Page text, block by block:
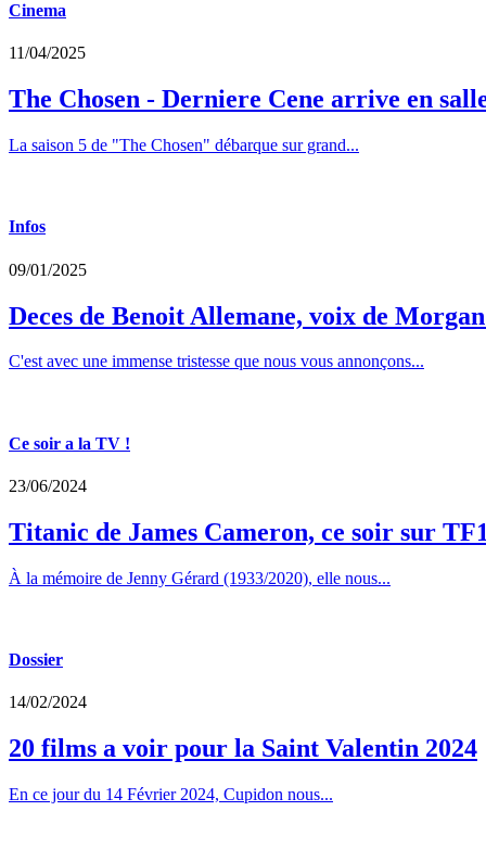
Cinema
11/04/2025
The Chosen - Derniere Cene arrive en
La saison 5 de "The Chosen" débarque sur grand...
Infos
09/01/2025
Deces de Benoit Allemane, voix de
C'est avec une immense tristesse que nous vous annonçons...
Ce soir a la TV !
23/06/2024
Titanic de James Cameron, ce soir sur
À la mémoire de Jenny Gérard (1933/2020), elle nous...
Dossier
14/02/2024
20 films a voir pour la Saint Valentin 2024
En ce jour du 14 Février 2024, Cupidon nous...